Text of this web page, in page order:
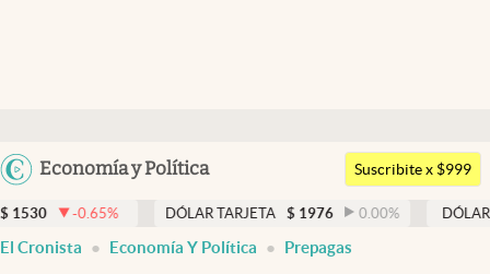
Argentina
Economía y Política
Members
Economía y Política
Finanzas y Mercados
Suscribite x $999
-0.65% DÓLAR TARJETA $ 1976 0.00% DÓLAR MEP $
El Cronista Economía Y Política Prepagas